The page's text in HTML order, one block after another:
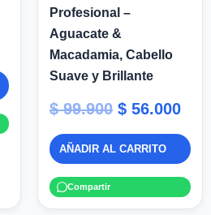
Profesional –
Aguacate &
Macadamia, Cabello
Suave y Brillante
$99.900 $ 56.000
AÑADIR AL CARRITO
Compartir